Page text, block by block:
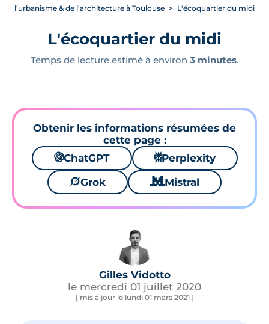
l’urbanisme & de l’architecture à Toulouse L'écoquartier du midi
L'écoquartier du midi
Temps de lecture estimé à environ 3 minutes.
Obtenir les informations résumées de
cette page :
🌌ChatGPT ⚙Perplexity
🪐Grok 🐱 Mistral
Gilles Vidotto
le mercredi 01 juillet 2020
[ mis à jour le lundi 01 mars 2021 ]